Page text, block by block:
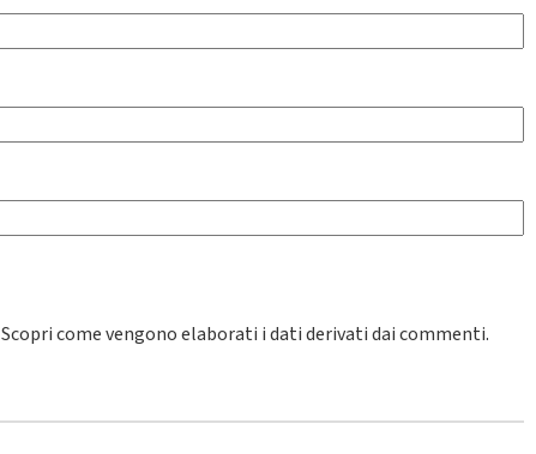
Scopri come vengono elaborati i dati derivati dai commenti.